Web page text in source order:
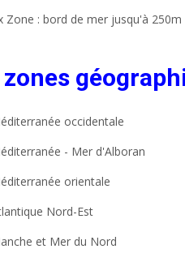
Zone : bord de mer jusqu'à
zones
occidentale
- Mer d'Alboran
orientale
Nord-Est
et Mer du Nord